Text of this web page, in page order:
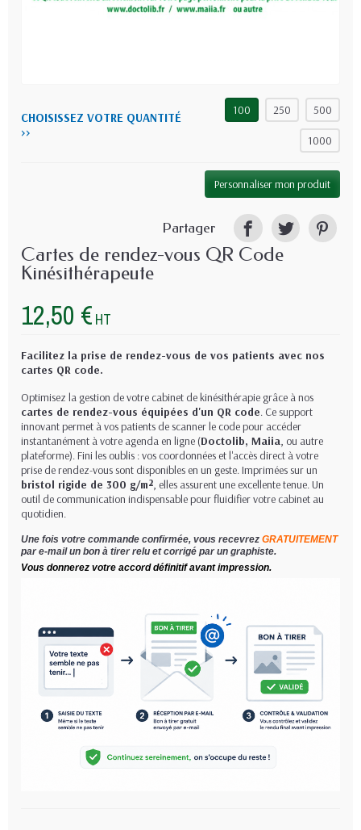
CHOISISSEZ VOTRE QUANTITÉ
>>
100 250 500
1000
Personnaliser mon produit
Partager
Cartes de rendez-vous QR Code
Kinésithérapeute
12,50 € HT
Facilitez la prise de rendez-vous de vos patients avec nos
cartes QR code.
Optimisez la gestion de votre cabinet de kinésithérapie grâce à nos
cartes de rendez-vous équipées d'un QR code. Ce support
innovant permet à vos patients de scanner le code pour accéder
instantanément à votre agenda en ligne (Doctolib, Maiia, ou autre
plateforme). Fini les oublis : vos coordonnées et l'accès direct à votre
prise de rendez-vous sont disponibles en un geste. Imprimées sur un
bristol rigide de 300 g/m², elles assurent une excellente tenue. Un
outil de communication indispensable pour fluidifier votre cabinet au
quotidien.
Une fois votre commande confirmée, vous recevrez GRATUITEMENT
par e-mail un bon à tirer relu et corrigé par un graphiste.
Vous donnerez votre accord définitif avant impression.